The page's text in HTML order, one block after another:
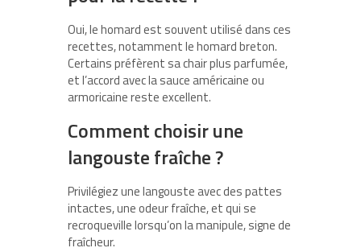
Oui, le homard est souvent utilisé dans ces
recettes, notamment le homard breton.
Certains préfèrent sa chair plus parfumée,
et l’accord avec la sauce américaine ou
armoricaine reste excellent.
Comment choisir une
langouste fraîche ?
Privilégiez une langouste avec des pattes
intactes, une odeur fraîche, et qui se
recroqueville lorsqu’on la manipule, signe de
fraîcheur.